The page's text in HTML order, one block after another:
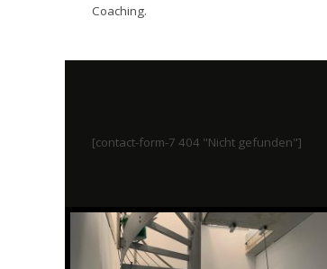
Coaching.
[contact-form-7 404 "Nicht gefunden"]